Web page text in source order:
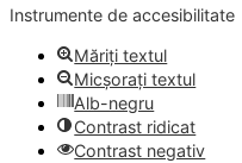
Instrumente de accesibilitate
Măriți textul
Micșorați textul
Alb-negru
Contrast ridicat
Contrast negativ